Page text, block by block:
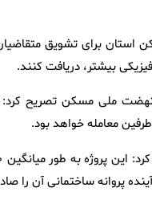
استان برای تشویق
بیشتر، دریافت کنند.
ملی مسکن تصریح کرد:
معامله خواهد بود.